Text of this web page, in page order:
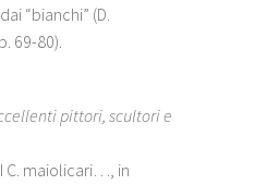
“bianchi” (D.
69-80).
pittori, scultori e
C. maiolicari…, in